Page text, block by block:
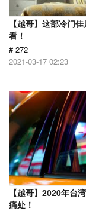
【越哥】这部冷门
看！
# 272
2021-03-17 02:23
【越哥】2020年台
痛处！